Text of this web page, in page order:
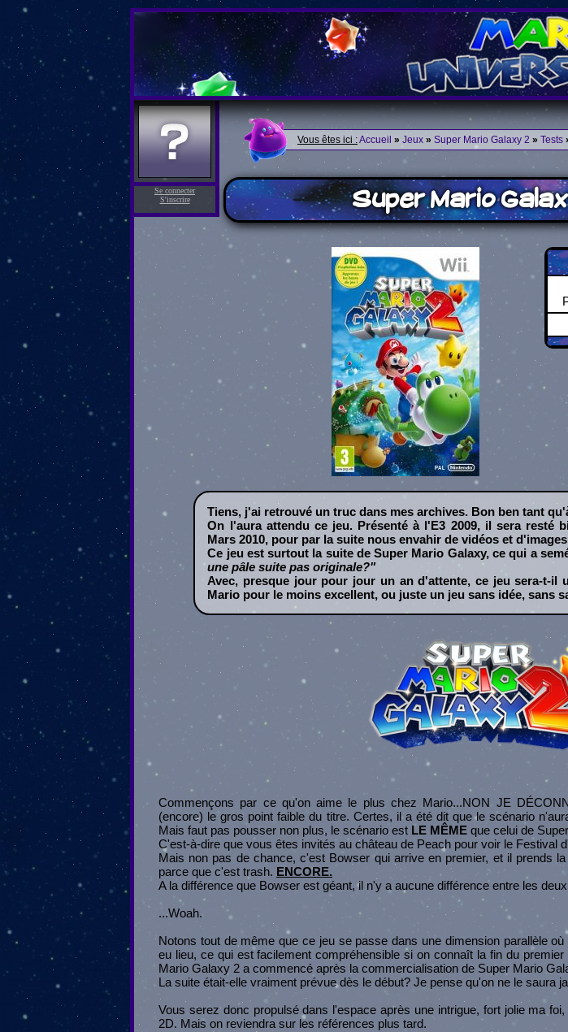
Se connecter
S'inscrire
Vous êtes ici :Accueil » Jeux » Super Mario Galaxy 2 » Tests
Super Mario
Tiens, j'ai retrouvé un truc dans mes archives. Bon ben tant
On l'aura attendu ce jeu. Présenté à l'E3 2009, il sera resté
Mars 2010, pour par la suite nous envahir de vidéos et
Ce jeu est surtout la suite de Super Mario Galaxy, ce qui a
une pâle suite pas originale?"
Avec, presque jour pour jour un an d'attente, ce jeu sera-t-il
Mario pour le moins excellent, ou juste un jeu sans idée, sans
Commençons par ce qu'on aime le plus chez Mario...NON JE
(encore) le gros point faible du titre. Certes, il a été dit que le scénario
Mais faut pas pousser non plus, le scénario est LE MÊME que celui de
C'est-à-dire que vous êtes invités au château de Peach pour voir le Festival
Mais non pas de chance, c'est Bowser qui arrive en premier, et il prends
parce que c'est trash. ENCORE.
A la différence que Bowser est géant, il n'y a aucune différence entre les
...Woah.
Notons tout de même que ce jeu se passe dans une dimension parallèle
eu lieu, ce qui est facilement compréhensible si on connaît la fin du
Mario Galaxy 2 a commencé après la commercialisation de Super Mario
La suite était-elle vraiment prévue dès le début? Je pense qu'on ne le saura
Vous serez donc propulsé dans l'espace après une intrigue, fort jolie ma
2D. Mais on reviendra sur les références plus tard.